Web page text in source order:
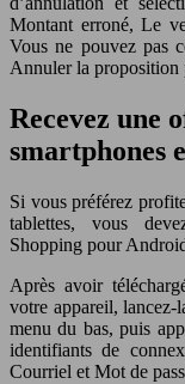
Montant erroné, Le
Vous ne pouvez pas
Annuler la proposition
Recevez une
smartphones
Si vous préférez
tablettes, vous
Shopping pour
Après avoir
votre appareil, lancez-
menu du bas, puis
identifiants de
Courriel et Mot de